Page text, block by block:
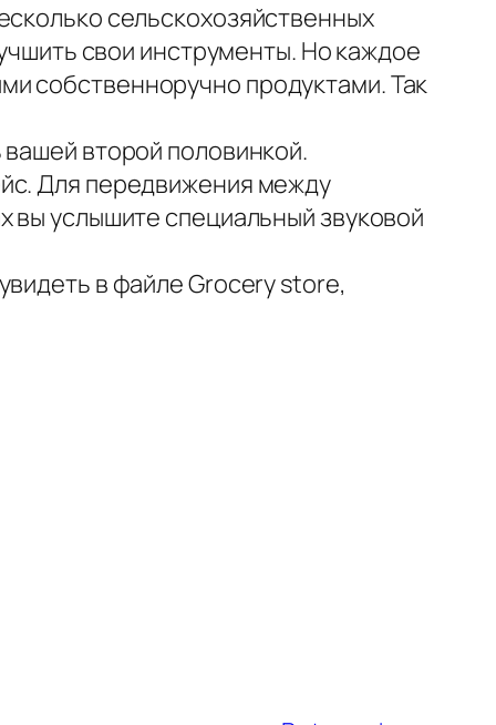
сельскохозяйственных
свои инструменты. Но каждое
собственноручно продуктами. Так
второй половинкой.
Для передвижения между
вы услышите специальный звуковой
в файле Grocery store,